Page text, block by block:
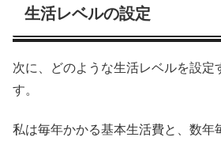
生活レベルの設定
次に、どのような生活レベルを設定
す。
私は毎年かかる基本生活費と、数年